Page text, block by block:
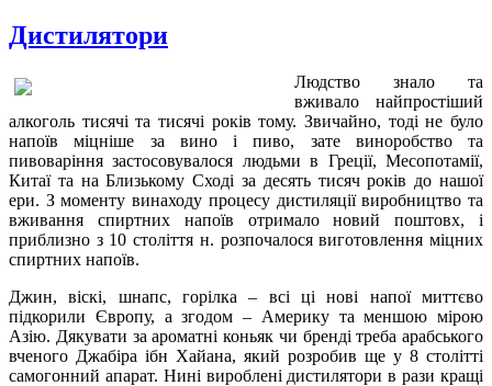
Дистилятори
Людство знало та
вживало найпростіший
алкоголь тисячі та тисячі років тому. Звичайно, тоді не було
напоїв міцніше за вино і пиво, зате виноробство та
пивоваріння застосовувалося людьми в Греції, Месопотамії,
Китаї та на Близькому Сході за десять тисяч років до нашої
ери. З моменту винаходу процесу дистиляції виробництво та
вживання спиртних напоїв отримало новий поштовх, і
приблизно з 10 століття н. розпочалося виготовлення міцних
спиртних напоїв.
Джин, віскі, шнапс, горілка – всі ці нові напої миттєво
підкорили Європу, а згодом – Америку та меншою мірою
Азію. Дякувати за ароматні коньяк чи бренді треба арабського
вченого Джабіра ібн Хайана, який розробив ще у 8 столітті
самогонний апарат. Нині вироблені дистилятори в рази кращі